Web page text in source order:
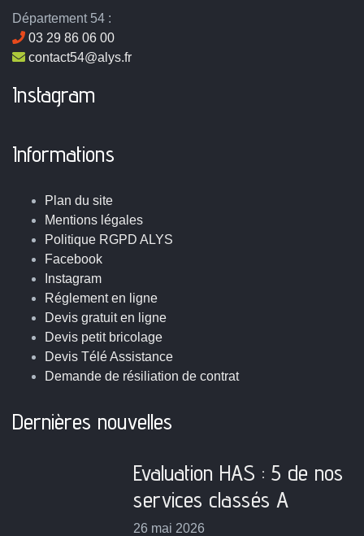
Département 54 :
03 29 86 06 00
contact54@alys.fr
Instagram
Informations
Plan du site
Mentions légales
Politique RGPD ALYS
Facebook
Instagram
Réglement en ligne
Devis gratuit en ligne
Devis petit bricolage
Devis Télé Assistance
Demande de résiliation de contrat
Dernières nouvelles
Evaluation HAS : 5 de nos
services classés A
26 mai 2026